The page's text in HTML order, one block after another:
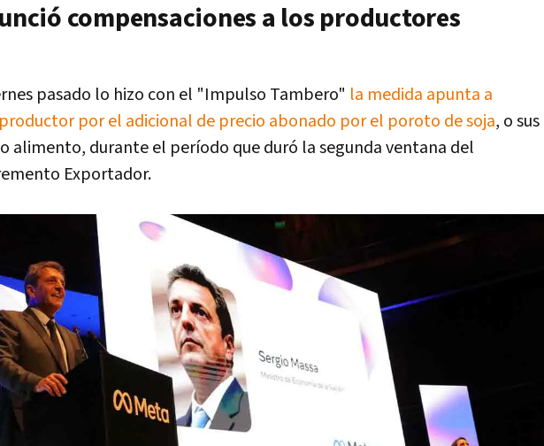
compensaciones a los productores
pasado lo hizo con el "Impulso Tambero" la medida apunta a
por el adicional de precio abonado por el poroto de soja, o sus
alimento, durante el período que duró la segunda ventana del
Exportador.